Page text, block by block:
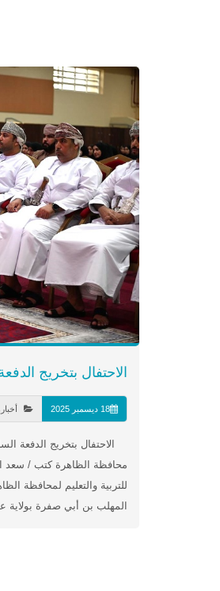
الاحتفال بتخريج
18 ديسمبر 2025
الاحتفال بتخريج الدفعة
محافظة الظاهرة كتب / سعد
للتربية والتعليم لمحافظة
المهلب بن أبي صفرة بولاية